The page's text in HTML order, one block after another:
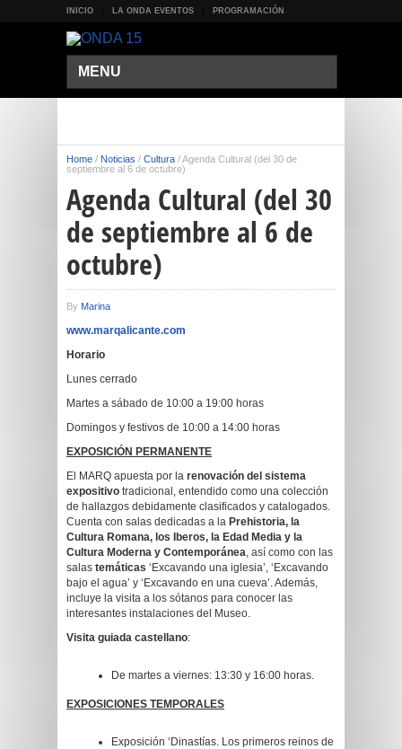
INICIO LA ONDA EVENTOS PROGRAMACIÓN
MENU
Home / Noticias / Cultura /Agenda Cultural (del 30 de
septiembre al 6 de octubre)
Agenda Cultural (del 30
de septiembre al 6 de
octubre)
By Marina
www.marqalicante.com
Horario
Lunes cerrado
Martes a sábado de 10:00 a 19:00 horas
Domingos y festivos de 10:00 a 14:00 horas
EXPOSICIÓN PERMANENTE
El MARQ apuesta por la renovación del sistema
expositivo tradicional, entendido como una colección
de hallazgos debidamente clasificados y catalogados.
Cuenta con salas dedicadas a la Prehistoria, la
Cultura Romana, los Iberos, la Edad Media y la
Cultura Moderna y Contemporánea, así como con las
salas temáticas ‘Excavando una iglesia’, ‘Excavando
bajo el agua’ y ‘Excavando en una cueva’. Además,
incluye la visita a los sótanos para conocer las
interesantes instalaciones del Museo.
Visita guiada castellano:
De martes a viernes: 13:30 y 16:00 horas.
EXPOSICIONES TEMPORALES
Exposición ‘Dinastías. Los primeros reinos de